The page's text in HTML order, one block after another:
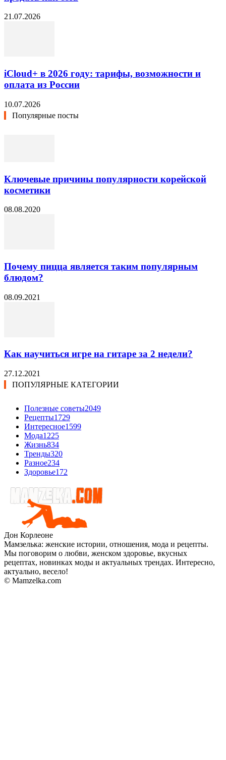
21.07.2026
iCloud+ в 2026 году: тарифы, возможности и
оплата из России
10.07.2026
Популярные посты
Ключевые причины популярности корейской
косметики
08.08.2020
Почему пицца является таким популярным
блюдом?
08.09.2021
Как научиться игре на гитаре за 2 недели?
27.12.2021
ПОПУЛЯРНЫЕ КАТЕГОРИИ
Полезные советы2049
Рецепты1729
Интересное1599
Мода1225
Жизнь834
Тренды320
Разное234
Здоровье172
Дон Корлеоне
Мамзелька: женские истории, отношения, мода и рецепты.
Мы поговорим о любви, женском здоровье, вкусных
рецептах, новинках моды и актуальных трендах. Интересно,
актуально, весело!
© Mamzelka.com